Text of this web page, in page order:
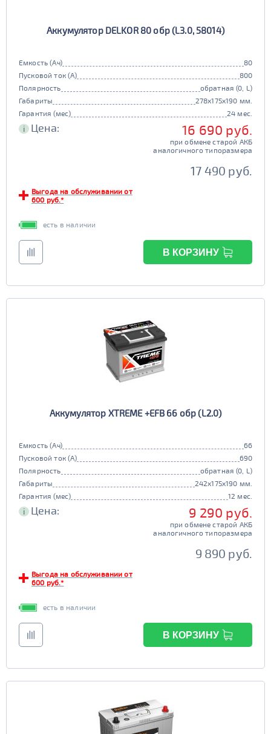
Аккумулятор DELKOR 80 обр (L3.0, 58014)
Емкость (Ач)
80
Пусковой ток (А)
800
Полярность
обратная (0, L)
Габариты
278x175x190 мм.
Гарантия (мес)
24 мес.
i Цена: 16 690 руб.
при обмене старой АКБ
аналогичного типоразмера
17 490 руб.
Выгода на обслуживании от
600 руб.*
есть в наличии
В КОРЗИНУ
Аккумулятор XTREME +EFB 66 обр (L2.0)
Емкость (Ач)
66
Пусковой ток (А)
690
Полярность
обратная (0, L)
Габариты
242x175x190 мм.
Гарантия (мес)
12 мес.
i Цена: 9 290 руб.
при обмене старой АКБ
аналогичного типоразмера
9 890 руб.
Выгода на обслуживании от
600 руб.*
есть в наличии
В КОРЗИНУ